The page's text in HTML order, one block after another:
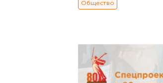
Общество